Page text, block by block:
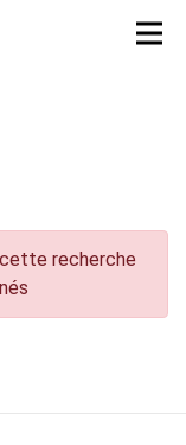
recherche